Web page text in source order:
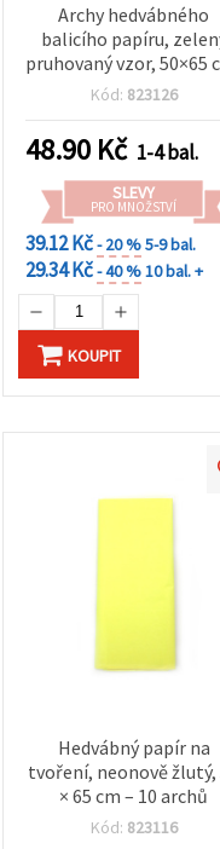
Archy hedvábného
balicího papíru,
pruhovaný vzor, 50×65
balení 10 ks
Kód: 823126
48.90 Kč 1-4 bal.
SLEVY
PRO MNOŽSTVÍ
39.12 Kč- 20 %5-9 bal.
29.34 Kč- 40 %10 bal. +
KOUPIT
Hedvábný papír na
tvoření, neonově žlutý,
× 65 cm – 10 archů
Kód: 823116